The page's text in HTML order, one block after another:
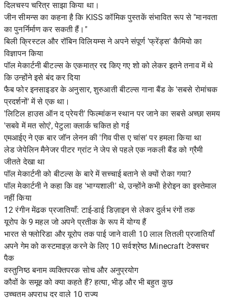
दिलचस्प चरित्र साझा किया था।
जीन सीमन्स का कहना है कि KISS कॉमिक पुस्तकें संभावित रूप से "मानवता
का पुनर्निर्माण कर सकती हैं।"
बिली क्रिस्टल और रॉबिन विलियम्स ने अपने संपूर्ण 'फ्रेंड्स' कैमियो का
विज्ञापन किया
पॉल मेकार्टनी बीटल्स के एकमात्र रद्द किए गए शो को लेकर इतने तनाव में थे
कि उन्होंने इसे बंद कर दिया
फैब फोर इनसाइडर के अनुसार, शुरुआती बीटल्स गाना बैंड के 'सबसे रोमांचक
प्रदर्शनों' में से एक था।
'लिटिल हाउस ऑन द प्रेयरी' फिल्मांकन स्थान पर जाने का सबसे अच्छा समय
'सबवे में मत सोएं', पेटुला क्लार्क चकित हो गई
एमआईए ने एक बार जॉन लेनन की 'गिव पीस ए चांस' पर हमला किया था
लेड जेपेलिन मैनेजर पीटर ग्रांट ने जेप से पहले एक नकली बैंड को ग्रैमी
जीतते देखा था
पॉल मेकार्टनी को बीटल्स के बारे में सच्चाई बताने से क्यों रोका गया?
पॉल मेकार्टनी ने कहा कि वह 'भाग्यशाली' थे, उन्होंने कभी हेरोइन का इस्तेमाल
नहीं किया
12 रंगीन मेंढक प्रजातियाँ: टाई-डाई डिज़ाइन से लेकर दुर्लभ रंगों तक
यूरोप के 9 महल जो अपने प्रतीक के रूप में योग्य हैं
भारत से फ्लोरिडा और यूरोप तक पाई जाने वाली 10 लाल तितली प्रजातियाँ
अपने गेम को कस्टमाइज़ करने के लिए 10 सर्वश्रेष्ठ Minecraft टेक्सचर
पैक
वस्तुनिष्ठ बनाम व्यक्तिपरक सोच और अनुप्रयोग
कौवों के समूह को क्या कहते हैं? हत्या, भीड़ और भी बहुत कुछ
उच्चतम अपराध दर वाले 10 राज्य